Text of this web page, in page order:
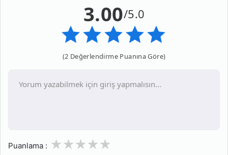
3.00/5.0
(2 Değerlendirme Puanına Göre)
Puanlama : 3
2
1